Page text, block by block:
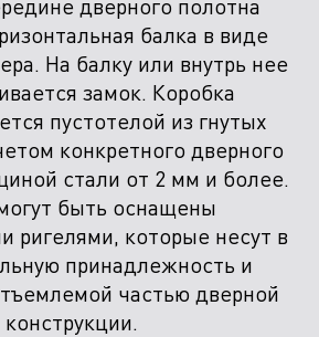
балка в виде
На балку или внутрь нее
замок. Коробка
пустотелой из гнутых
конкретного дверного
стали от 2 мм и более.
быть оснащены
ригелями, которые несут в
принадлежность и
частью дверной
конструкции.